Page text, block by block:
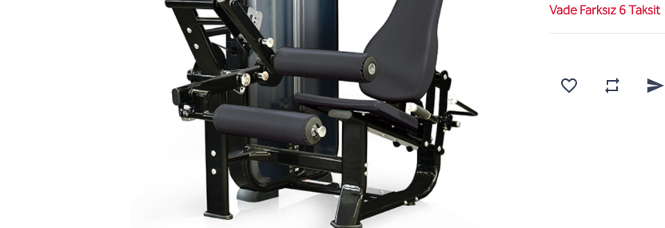
Vade Farksız 6 Taksit
Favorilere ekle